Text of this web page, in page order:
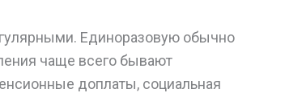
Единоразовую обычно
чаще всего бывают
доплаты, социальная